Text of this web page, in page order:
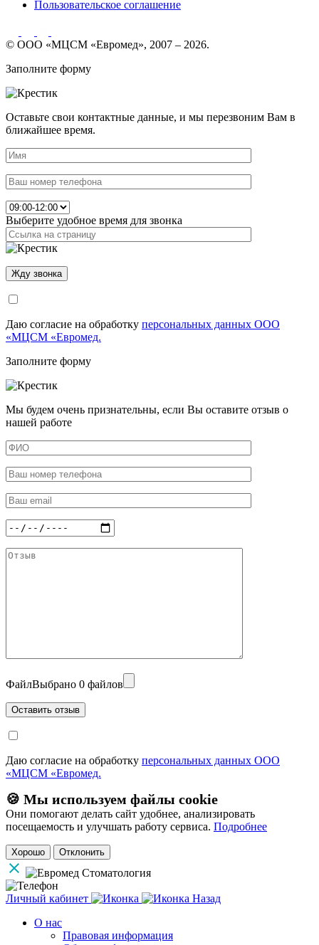
Пользовательское соглашение
© ООО «МЦСМ «Евромед», 2007 – 2026.
Заполните форму
Оставьте свои контактные данные, и мы перезвоним Вам в
ближайшее время.
Выберите удобное время для звонка
Даю согласие на обработку персональных данных ООО
«МЦСМ «Евромед.
Заполните форму
Мы будем очень признательны, если Вы оставите отзыв о
нашей работе
ФайлВыбрано 0 файлов
Даю согласие на обработку персональных данных ООО
«МЦСМ «Евромед.
🍪 Мы используем файлы cookie
Они помогают делать сайт удобнее, анализировать
посещаемость и улучшать работу сервиса. Подробнее
Хорошо Отклонить
Личный кабинет
Назад
О нас
Правовая информация